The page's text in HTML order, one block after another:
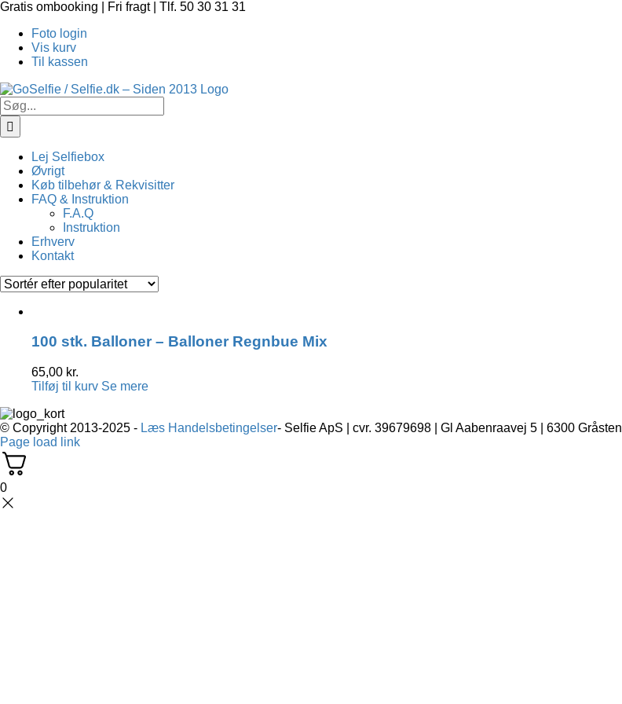
Skip
content
Gratis ombooking | Fri fragt | Tlf. 50 30 31 31
Foto login
Vis kurv
Til kassen
Søg
efter:
Lej Selfiebox
Øvrigt
Køb tilbehør & Rekvisitter
FAQ & Instruktion
F.A.Q
Instruktion
Erhverv
Kontakt
100 stk. Balloner – Balloner Regnbue Mix
65,00 kr.
Tilføj til kurv Se mere
© Copyright 2013-2025 - Læs Handelsbetingelser- Selfie ApS | cvr. 39679698 | Gl Aabenraavej 5 | 6300 Gråsten
Page load link
0